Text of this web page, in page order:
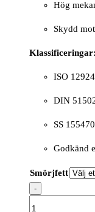
Hög
Skydd
Klassificeringar:
ISO
DIN
SS
Godkänd
Smörjfett
-